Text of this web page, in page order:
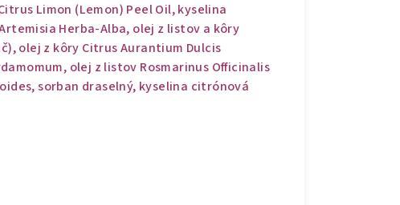
Limon (Lemon) Peel Oil, kyselina
Herba-Alba, olej z listov a kôry
olej z kôry Citrus Aurantium Dulcis
olej z listov Rosmarinus Officinalis
sorban draselný, kyselina citrónová